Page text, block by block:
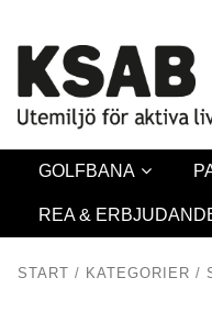
GOLFBANA
REA &
START / KATEGORIER /